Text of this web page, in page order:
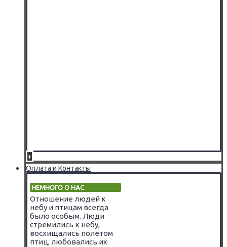
+
Оплата и Контакты
НЕМНОГО О НАС
Отношение людей к
небу и птицам всегда
было особым. Люди
стремились к небу,
восхищались полетом
птиц, любовались их